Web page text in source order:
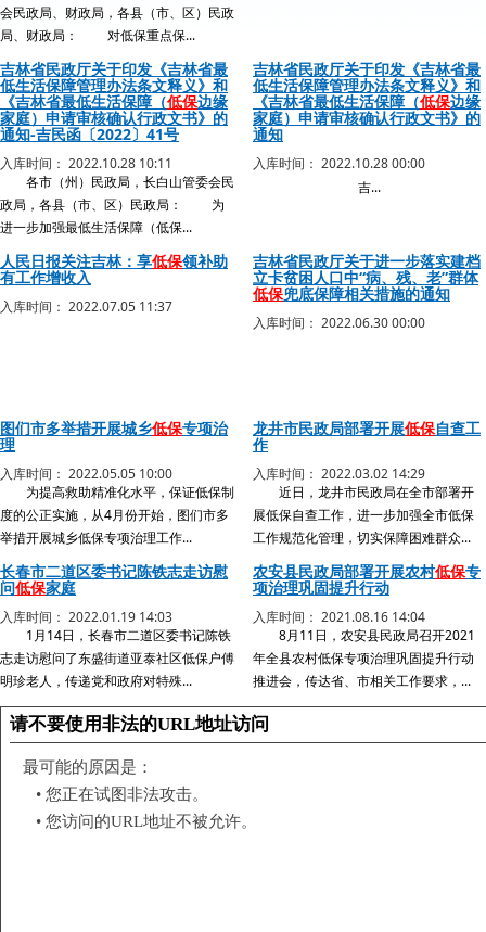
会民政局、财政局，各县（市、区）民政
局、财政局： 对低保重点保...
吉林省民政厅关于印发《吉林省最
低生活保障管理办法条文释义》和
《吉林省最低生活保障（低保边缘
家庭）申请审核确认行政文书》的
通知-吉民函〔2022〕41号
入库时间： 2022.10.28 10:11
各市（州）民政局，长白山管委会民
政局，各县（市、区）民政局： 为
进一步加强最低生活保障（低保...
吉林省民政厅关于印发《吉林省最
低生活保障管理办法条文释义》和
《吉林省最低生活保障（低保边缘
家庭）申请审核确认行政文书》的
通知
入库时间： 2022.10.28 00:00
吉...
人民日报关注吉林：享低保领补助
有工作增收入
入库时间： 2022.07.05 11:37
吉林省民政厅关于进一步落实建档
立卡贫困人口中“病、残、老”群体
低保兜底保障相关措施的通知
入库时间： 2022.06.30 00:00
图们市多举措开展城乡低保专项治
理
入库时间： 2022.05.05 10:00
为提高救助精准化水平，保证低保制
度的公正实施，从4月份开始，图们市多
举措开展城乡低保专项治理工作...
龙井市民政局部署开展低保自查工
作
入库时间： 2022.03.02 14:29
近日，龙井市民政局在全市部署开
展低保自查工作，进一步加强全市低保
工作规范化管理，切实保障困难群众...
长春市二道区委书记陈铁志走访慰
问低保家庭
入库时间： 2022.01.19 14:03
1月14日，长春市二道区委书记陈铁
志走访慰问了东盛街道亚泰社区低保户傅
明珍老人，传递党和政府对特殊...
农安县民政局部署开展农村低保专
项治理巩固提升行动
入库时间： 2021.08.16 14:04
8月11日，农安县民政局召开2021
年全县农村低保专项治理巩固提升行动
推进会，传达省、市相关工作要求，...